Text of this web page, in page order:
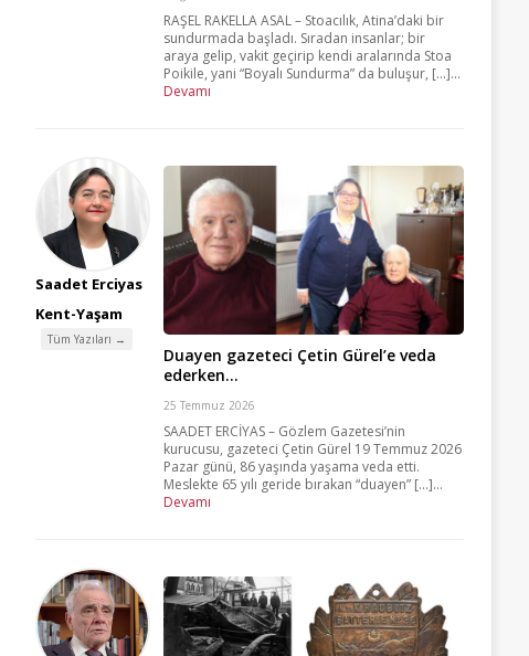
RAŞEL RAKELLA ASAL – Stoacılık, Atina’daki bir
sundurmada başladı. Sıradan insanlar; bir
araya gelip, vakit geçirip kendi aralarında Stoa
Poikile, yani “Boyalı Sundurma” da buluşur, [...]...
Devamı
Saadet Erciyas
Kent-Yaşam
Tüm Yazıları →
Duayen gazeteci Çetin Gürel’e veda
ederken…
25 Temmuz 2026
SAADET ERCİYAS – Gözlem Gazetesi’nin
kurucusu, gazeteci Çetin Gürel 19 Temmuz 2026
Pazar günü, 86 yaşında yaşama veda etti.
Meslekte 65 yılı geride bırakan “duayen” [...]...
Devamı